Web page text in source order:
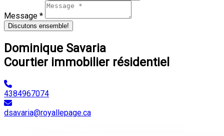
Message *
Discutons ensemble!
Dominique Savaria
Courtier immobilier résidentiel
4384967074
dsavaria@royallepage.ca